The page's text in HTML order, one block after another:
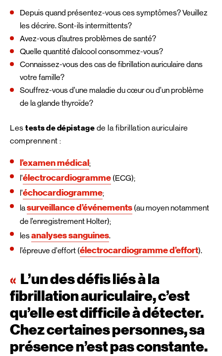
Depuis quand présentez-vous ces symptômes? Veuillez
les décrire. Sont-ils intermittents?
Avez-vous d’autres problèmes de santé?
Quelle quantité d’alcool consommez-vous?
Connaissez-vous des cas de fibrillation auriculaire dans
votre famille?
Souffrez-vous d’une maladie du cœur ou d’un problème
de la glande thyroïde?
Les tests de dépistage de la fibrillation auriculaire
comprennent :
l’examen médical;
l’électrocardiogramme (ECG);
l’échocardiogramme;
lasurveillance d’événements (au moyen notamment
de l’enregistrement Holter);
lesanalyses sanguines.
l’épreuve d’effort (électrocardiogramme d’effort).
L’un des défis liés à la
fibrillation auriculaire, c’est
qu’elle est difficile à détecter.
Chez certaines personnes, sa
présence n’est pas constante.